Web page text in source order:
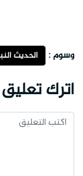
وسوم : الحديث
اترك تعليق